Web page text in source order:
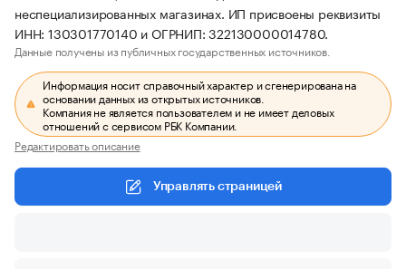
неспециализированных магазинах. ИП присвоены реквизиты
ИНН: 130301770140 и ОГРНИП: 322130000014780.
Данные получены из публичных государственных источников.
Информация носит справочный характер и сгенерирована на
основании данных из открытых источников.
Компания не является пользователем и не имеет деловых
отношений с сервисом РБК Компании.
Редактировать описание
Управлять страницей